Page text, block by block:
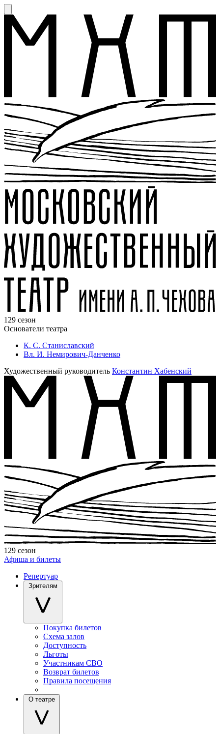
129 сезон
Основатели театра
К. С. Станиславский
Вл. И. Немирович-Данченко
Художественный руководитель Константин Хабенский
129 сезон
Афиша и билеты
Репертуар
Зрителям
Покупка билетов
Схема залов
Доступность
Льготы
Участникам СВО
Возврат билетов
Правила посещения
О театре